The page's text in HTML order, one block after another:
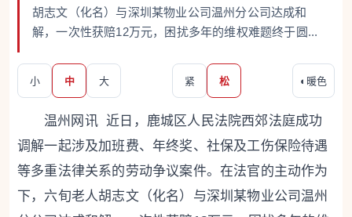
胡志文（化名）与深圳某物业公司温州分公司达成和
解，一次性获赔12万元，困扰多年的维权难题终于圆...
小 中 大 紧 松 ◐ 暖色
温州网讯 近日，鹿城区人民法院西郊法庭成功
调解一起涉及加班费、年终奖、社保及工伤保险待遇
等多重法律关系的劳动争议案件。在法官的主动作为
下，六旬老人胡志文（化名）与深圳某物业公司温州